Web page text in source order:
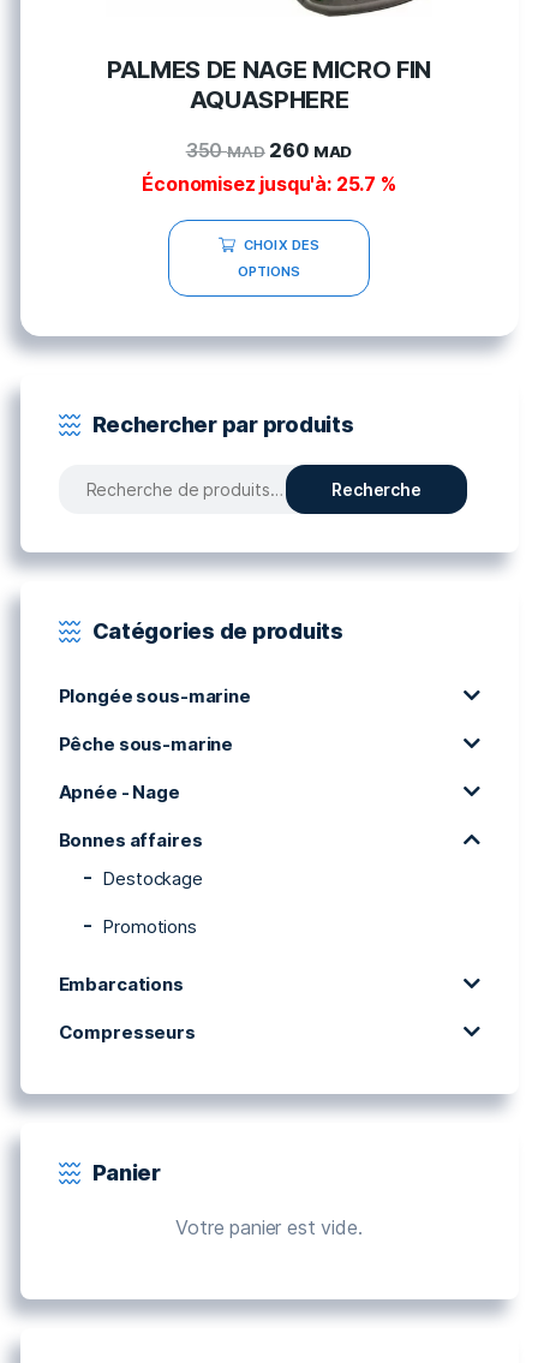
PALMES DE NAGE MICRO FIN
AQUASPHERE
350MAD 260 MAD
Économisez jusqu'à: 25.7 %
CHOIX DES
OPTIONS
Rechercher par produits
Recherche
Recherche
Catégories de produits
Plongée sous-marine
Pêche sous-marine
Apnée - Nage
Bonnes affaires
Destockage
Promotions
Embarcations
Compresseurs
Panier
Votre panier est vide.